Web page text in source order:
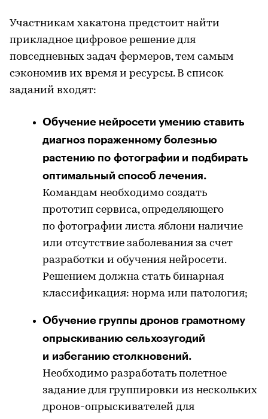
Участникам хакатона предстоит найти
прикладное цифровое решение для
повседневных задач фермеров, тем самым
сэкономив их время и ресурсы. В список
заданий входят:
Обучение нейросети умению ставить
диагноз пораженному болезнью
растению по фотографии и подбирать
оптимальный способ лечения.
Командам необходимо создать
прототип сервиса, определяющего
по фотографии листа яблони наличие
или отсутствие заболевания за счет
разработки и обучения нейросети.
Решением должна стать бинарная
классификация: норма или патология;
Обучение группы дронов грамотному
опрыскиванию сельхозугодий
и избеганию столкновений.
Необходимо разработать полетное
задание для группировки из нескольких
дронов-опрыскивателей для